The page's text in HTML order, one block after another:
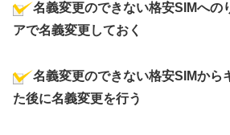
名義変更のできない格安SIMへの
アで名義変更しておく
名義変更のできない格安SIMから
た後に名義変更を行う